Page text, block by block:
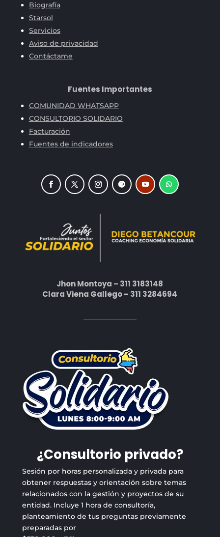
Biografía
Starsol
Servicios
Aviso de privacidad
Contáctame
Fuentes Importantes
COMUNIDAD WHATSAPP
CONSULTORIO SOLIDARIO
Facturación
Fuentes de indicadores
Jhon Montoya – 311 3183148
Clara Viena Gallego – 311 3284694
¿Consultorio privado?
Sesión por horas personalizada y privada para
obtener respuestas y orientación sobre temas
relacionados con la gestión y proyectos de su
entidad. Incluye 1 hora de consultoría,
planteamiento de tus preguntas previamente
preparadas por